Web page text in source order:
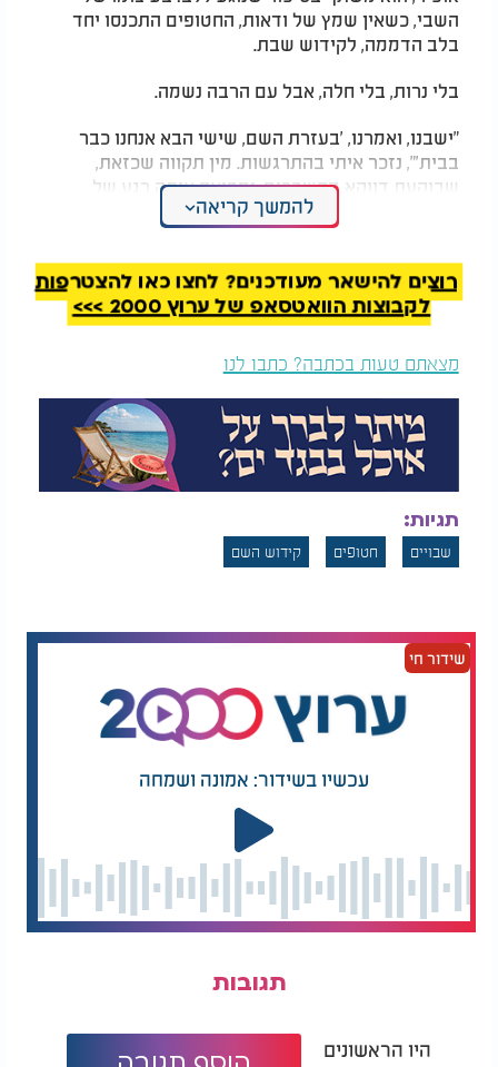
השבי, כשאין שמץ של ודאות, החטופים התכנסו יחד
בלב הדממה, לקידוש שבת.
בלי נרות, בלי חלה, אבל עם הרבה נשמה.
"ישבנו, ואמרנו, 'בעזרת השם, שישי הבא אנחנו כבר
בבית'", נזכר איתי בהתרגשות. מין תקווה שכזאת,
שבוקעת דווקא מהשברים, ומביאה איתה רגע של
אחדות, אמונה, וחיבור למהות הכי פשוטה, להיות יהודים,
ולהאמין שיהיה טוב.
להמשך קריאה
רוצים להישאר מעודכנים? לחצו כאן להצטרפות
לקבוצות הוואטסאפ של ערוץ 2000 >>>
מצאתם טעות בכתבה? כתבו לנו
תגיות:
שבויים חטופים קידוש השם
שידור חי
עכשיו בשידור: אמונה ושמחה
תגובות
היו הראשונים